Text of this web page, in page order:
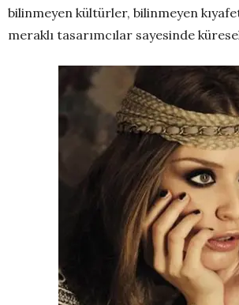
bilinmeyen kültürler, bilinmeyen
meraklı tasarımcılar sayesinde